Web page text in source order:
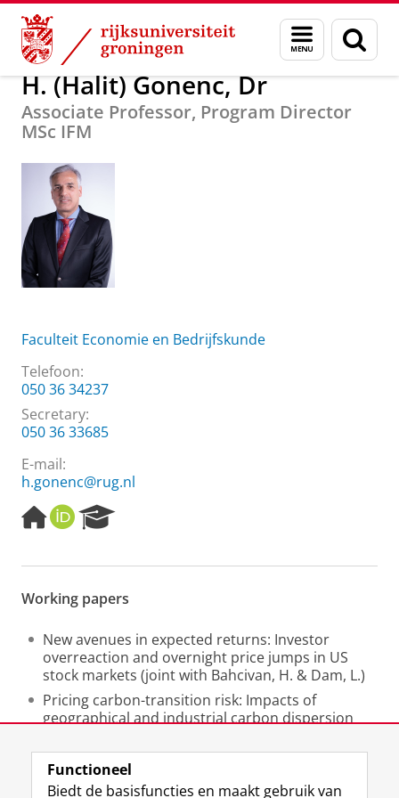
Skip
Content
Skip
Navigation
Menu
en
zoeken
Over ons H. (Halit) Gonenc, Dr
H. (Halit) Gonenc, Dr
Associate Professor, Program Director
MSc IFM
Faculteit Economie en Bedrijfskunde
Telefoon:
050 36 34237
Secretary:
050 36 33685
E-mail:
h.gonenc@rug.nl
H
o
e
a
e
O
R
I
e
r
h
P
o
r
t
a
Working papers
New avenues in expected returns: Investor
overreaction and overnight price jumps in US
stock markets (joint with Bahcivan, H. & Dam, L.)
Pricing carbon-transition risk: Impacts of
geographical and industrial carbon dispersion
Laatst gewijzigd: 31 december 2023 09:11
Functioneel
Biedt de basisfuncties en maakt gebruik van